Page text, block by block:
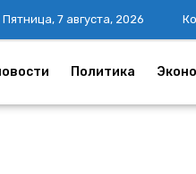
Пятница, 7 августа, 2026
Политика